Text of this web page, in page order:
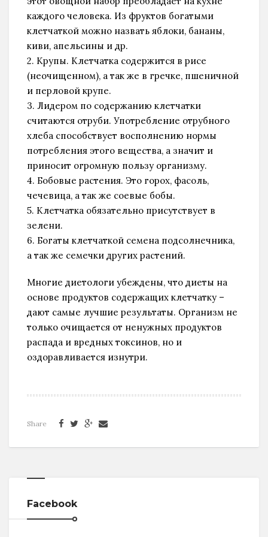
каждого человека. Из фруктов богатыми
клетчаткой можно назвать яблоки, бананы,
киви, апельсины и др.
2. Крупы. Клетчатка содержится в рисе
(неочищенном), а так же в гречке, пшеничной
и перловой крупе.
3. Лидером по содержанию клетчатки
считаются отруби. Употребление отрубного
хлеба способствует восполнению нормы
потребления этого вещества, а значит и
приносит огромную пользу организму.
4. Бобовые растения. Это горох, фасоль,
чечевица, а так же соевые бобы.
5. Клетчатка обязательно присутствует в
зелени.
6. Богаты клетчаткой семена подсолнечника,
а так же семечки других растений.
Многие диетологи убеждены, что диеты на
основе продуктов содержащих клетчатку –
дают самые лучшие результаты. Организм не
только очищается от ненужных продуктов
распада и вредных токсинов, но и
оздоравливается изнутри.
Share
Facebook